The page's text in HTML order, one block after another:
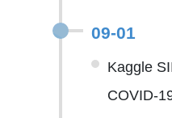
09-01
Kaggle
COVID-